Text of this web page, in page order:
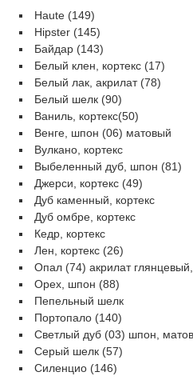
Haute (149)
Hipster (145)
Байдар (143)
Белый клен, кортекс (17)
Белый лак, акрилат (78)
Белый шелк (90)
Ваниль, кортекс(50)
Венге, шпон (06) матовый
Вулкано, кортекс
Выбеленный дуб, шпон (81)
Джерси, кортекс (49)
Дуб каменный, кортекс
Дуб омбре, кортекс
Кедр, кортекс
Лен, кортекс (26)
Опал (74) акрилат
Орех, шпон (88)
Пепельный шелк
Портопало (140)
Светлый дуб (03) шпон,
Серый шелк (57)
Силенцио (146)